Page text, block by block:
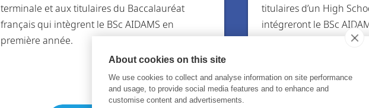
terminale et aux titulaires du Baccalauréat
français qui intègrent le BSc AIDAMS en
première année.
titulaires d’un High
intégreront le BSc
About cookies on this site
We use cookies to collect and analyse information on site performance
and usage, to provide social media features and to enhance and
customise content and advertisements.